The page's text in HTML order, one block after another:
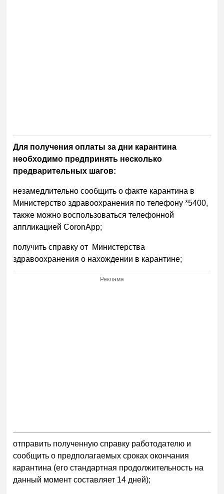
Для получения оплаты за дни карантина
необходимо предпринять несколько
предварительных шагов:
​незамедлительно сообщить о факте карантина в
Министерство здравоохранения по телефону *5400,
также можно воспользоваться телефонной
аппликацией CoronApp;
получить справку от Министерства
здравоохранения о нахождении в карантине;
Реклама
отправить полученную справку работодателю и
сообщить о предполагаемых сроках окончания
карантина (его стандартная продолжительность на
данный момент составляет 14 дней);